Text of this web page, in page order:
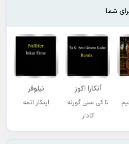
شما
آنکارا اکوز
تا کی سنی گورنه
کادار
نیلوفر
اینکار اتمه